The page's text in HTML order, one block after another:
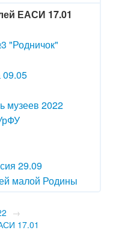
ЕАСИ 17.01
"Родничок"
09.05
музеев 2022
29.09
малой Родины
→
17.01